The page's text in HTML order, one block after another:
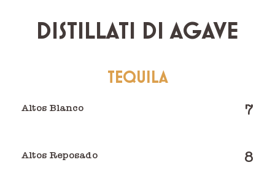
DISTILLATI DI AGAVE
TEQUILA
Altos Blanco 7
Altos Reposado 8